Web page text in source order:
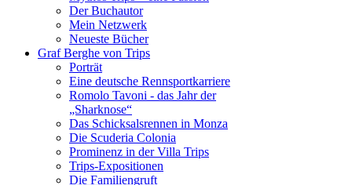
Der Buchautor
Mein Netzwerk
Neueste Bücher
Graf Berghe von Trips
Porträt
Eine deutsche Rennsportkarriere
Romolo Tavoni - das Jahr der
„Sharknose“
Das Schicksalsrennen in Monza
Die Scuderia Colonia
Prominenz in der Villa Trips
Trips-Expositionen
Die Familiengruft